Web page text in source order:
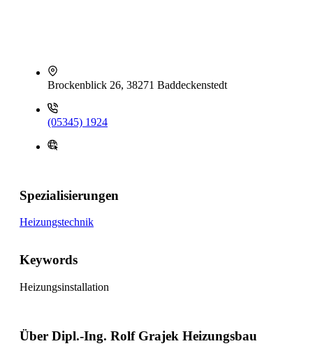
Brockenblick 26, 38271 Baddeckenstedt
(05345) 1924
Spezialisierungen
Heizungstechnik
Keywords
Heizungsinstallation
Über Dipl.-Ing. Rolf Grajek Heizungsbau